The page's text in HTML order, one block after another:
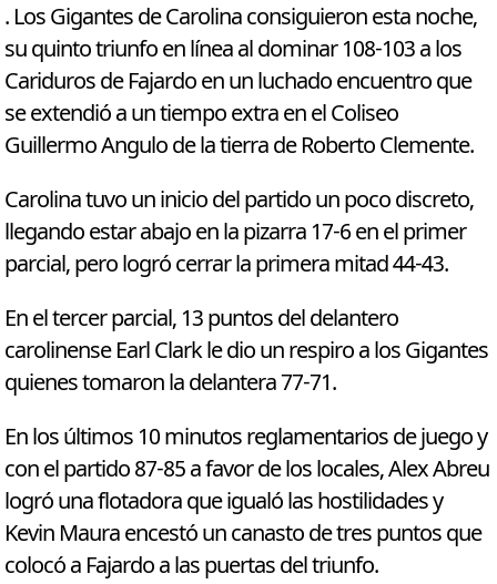
. Los Gigantes de Carolina consiguieron esta noche,
su quinto triunfo en línea al dominar 108-103 a los
Cariduros de Fajardo en un luchado encuentro que
se extendió a un tiempo extra en el Coliseo
Guillermo Angulo de la tierra de Roberto Clemente.
Carolina tuvo un inicio del partido un poco discreto,
llegando estar abajo en la pizarra 17-6 en el primer
parcial, pero logró cerrar la primera mitad 44-43.
En el tercer parcial, 13 puntos del delantero
carolinense Earl Clark le dio un respiro a los Gigantes
quienes tomaron la delantera 77-71.
En los últimos 10 minutos reglamentarios de juego y
con el partido 87-85 a favor de los locales, Alex Abreu
logró una flotadora que igualó las hostilidades y
Kevin Maura encestó un canasto de tres puntos que
colocó a Fajardo a las puertas del triunfo.